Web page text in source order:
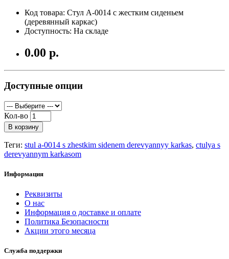
Код товара: Стул А-0014 с жестким сиденьем
(деревянный каркас)
Доступность: На складе
0.00 р.
Доступные опции
Кол-во
В корзину
Теги: stul a-0014 s zhestkim sidenem derevyannyy karkas, ctulya s
derevyannym karkasom
Информация
Реквизиты
О нас
Информация о доставке и оплате
Политика Безопасности
Акции этого месяца
Служба поддержки